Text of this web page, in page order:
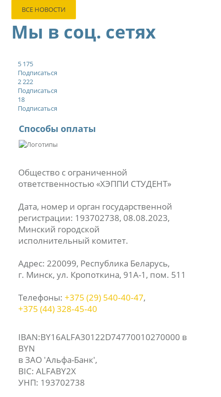
ВСЕ НОВОСТИ
Мы в соц. сетях
5 175
Подписаться
2 222
Подписаться
18
Подписаться
Способы оплаты
Общество с ограниченной
ответственностью «ХЭППИ СТУДЕНТ»
Дата, номер и орган государственной
регистрации: 193702738, 08.08.2023,
Минский городской
исполнительный комитет.
Адрес: 220099, Республика Беларусь,
г. Минск, ул. Кропоткина, 91А-1, пом. 511
Телефоны: +375 (29) 540‑40‑47,
+375 (44) 328‑45‑40
IBAN:BY16ALFA30122D74770010270000 в
BYN
в ЗАО 'Альфа-Банк',
BIC: ALFABY2X
УНП: 193702738